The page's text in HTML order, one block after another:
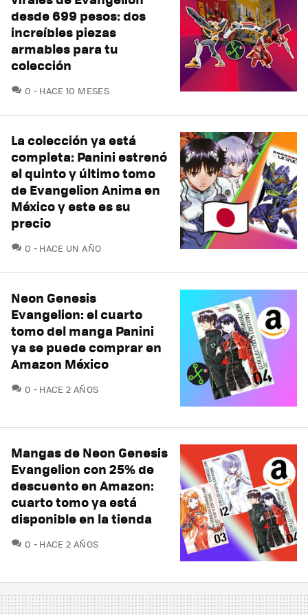
desde 699 pesos: dos
increíbles piezas
armables para tu
colección
0 COMENTARIOS
HACE 10 MESES
La colección ya está
completa: Panini estrenó
el quinto y último tomo
de Evangelion Anima en
México y este es su
precio
0 COMENTARIOS
HACE UN AÑO
Neon Genesis
Evangelion: el cuarto
tomo del manga Panini
ya se puede comprar en
Amazon México
0 COMENTARIOS
HACE 2 AÑOS
Mangas de Neon Genesis
Evangelion con 25% de
descuento en Amazon:
cuarto tomo ya está
disponible en la tienda
0 COMENTARIOS
HACE 2 AÑOS